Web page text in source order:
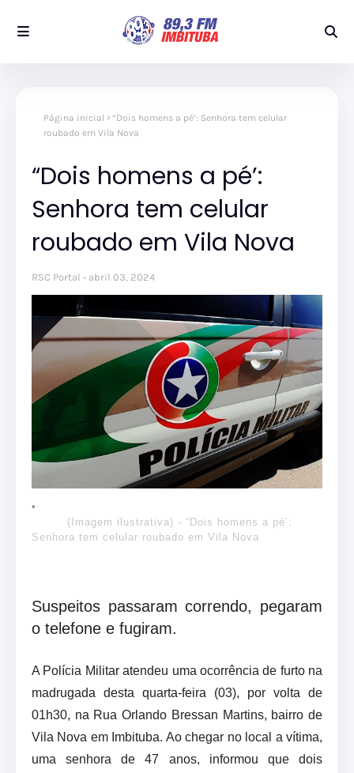
Página inicial
“Dois homens a pé’: Senhora tem celular
roubado em Vila Nova
“Dois homens a pé’:
Senhora tem celular
roubado em Vila Nova
RSC Portal abril 03, 2024
(Imagem ilustrativa) - “Dois homens a pé’:
Senhora tem celular roubado em Vila Nova
Suspeitos passaram correndo, pegaram
o telefone e fugiram.
A Polícia Militar atendeu uma ocorrência de furto na
madrugada desta quarta-feira (03), por volta de
01h30, na Rua Orlando Bressan Martins, bairro de
Vila Nova em Imbituba. Ao chegar no local a vítima,
uma senhora de 47 anos, informou que dois